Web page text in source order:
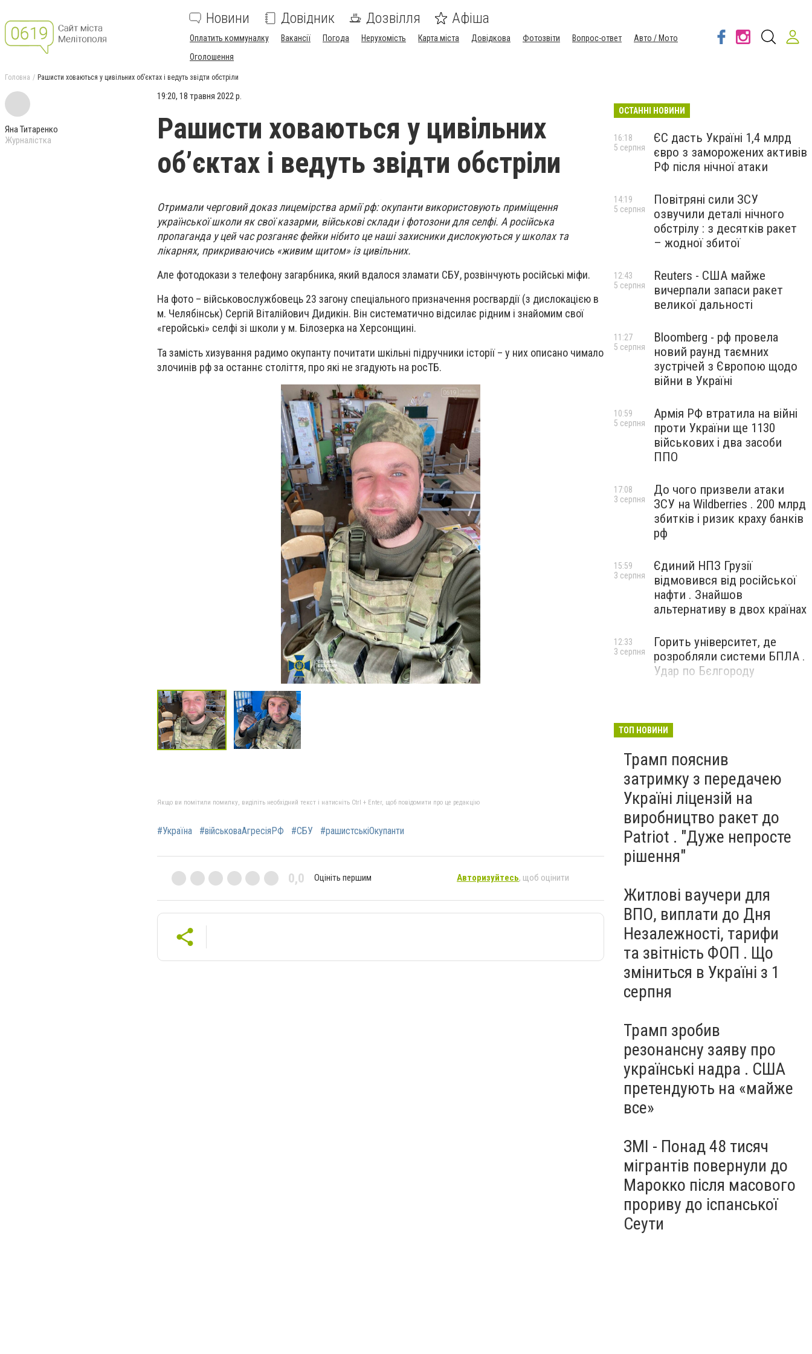
Новини Довідник Дозвілля Афіша
Оплатить коммуналку Вакансії Погода Нерухомість Карта міста Довідкова Фотозвіти Вопрос-ответ
Авто / Мото
Оголошення
Головна Рашисти ховаються у цивільних об’єктах і ведуть звідти обстріли
Яна Титаренко
Журналістка
19:20, 18 травня 2022 р.
Рашисти ховаються у цивільних
об’єктах і ведуть звідти обстріли
Отримали черговий доказ лицемірства армії рф: окупанти використовують приміщення
української школи як свої казарми, військові склади і фотозони для селфі. А російська
пропаганда у цей час розганяє фейки нібито це наші захисники дислокуються у школах та
лікарнях, прикриваючись «живим щитом» із цивільних.
Але фотодокази з телефону загарбника, який вдалося зламати СБУ, розвінчують російські міфи.
На фото – військовослужбовець 23 загону спеціального призначення росгвардії (з дислокацією в
м. Челябінськ) Сергій Віталійович Дидикін. Він систематично відсилає рідним і знайомим свої
«геройські» селфі зі школи у м. Білозерка на Херсонщині.
Та замість хизування радимо окупанту почитати шкільні підручники історії – у них описано чимало
злочинів рф за останнє століття, про які не згадують на росТБ.
Якщо ви помітили помилку, виділіть необхідний текст і натисніть Ctrl + Enter, щоб повідомити про це редакцію
#Україна #військоваАгресіяРФ #СБУ #рашистськіОкупанти
0,0 Оцініть першим Авторизуйтесь, щоб оцінити
ОСТАННІ НОВИНИ
ЄС дасть Україні 1,4 млрд
євро з заморожених активів
РФ після нічної атаки
16:18
5 серпня
Повітряні сили ЗСУ
озвучили деталі нічного
обстрілу : з десятків ракет
– жодної збитої
14:19
5 серпня
Reuters - США майже
вичерпали запаси ракет
великої дальності
12:43
5 серпня
Bloomberg - рф провела
новий раунд таємних
зустрічей з Європою щодо
війни в Україні
11:27
5 серпня
Армія РФ втратила на війні
проти України ще 1130
військових і два засоби
ППО
10:59
5 серпня
До чого призвели атаки
ЗСУ на Wildberries . 200 млрд
збитків і ризик краху банків
рф
17:08
3 серпня
Єдиний НПЗ Грузії
відмовився від російської
нафти . Знайшов
альтернативу в двох країнах
15:59
3 серпня
Горить університет, де
розробляли системи БПЛА .
Удар по Бєлгороду
12:33
3 серпня
ТОП НОВИНИ
Трамп пояснив
затримку з передачею
Україні ліцензій на
виробництво ракет до
Patriot . "Дуже непросте
рішення"
Житлові ваучери для
ВПО, виплати до Дня
Незалежності, тарифи
та звітність ФОП . Що
зміниться в Україні з 1
серпня
Трамп зробив
резонансну заяву про
українські надра . США
претендують на «майже
все»
ЗМІ - Понад 48 тисяч
мігрантів повернули до
Марокко після масового
прориву до іспанської
Сеути